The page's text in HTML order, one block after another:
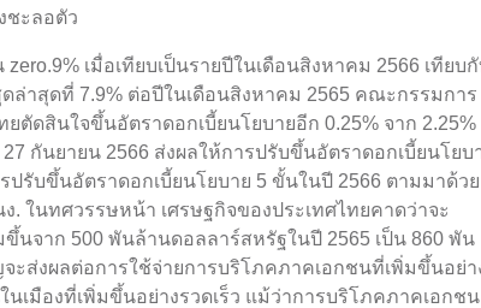
ชะลอตัว
เมื่อเทียบเป็นรายปีในเดือนสิงหาคม 2566 เทียบ
ล่าสุดที่ 7.9% ต่อปีในเดือนสิงหาคม 2565 คณะกรรมการ
ตัดสินใจขึ้นอัตราดอกเบี้ยนโยบายอีก 0.25% จาก 2.25%
กันยายน 2566 ส่งผลให้การปรับขึ้นอัตราดอกเบี้ยนโยบ
ปรับขึ้นอัตราดอกเบี้ยนโยบาย 5 ขั้นในปี 2566 ตามมาด้วย
. ในทศวรรษหน้า เศรษฐกิจของประเทศไทยคาดว่าจะ
นจาก 500 พันล้านดอลลาร์สหรัฐในปี 2565 เป็น 860 พัน
ส่งผลต่อการใช้จ่ายการบริโภคภาคเอกชนที่เพิ่มขึ้นอย่า
นเมืองที่เพิ่มขึ้นอย่างรวดเร็ว แม้ว่าการบริโภคภาคเอกชน